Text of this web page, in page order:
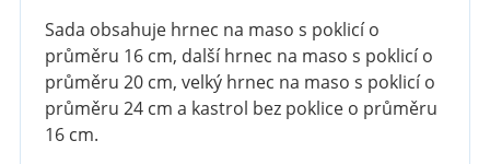
Sada obsahuje hrnec na maso s poklicí o
průměru 16 cm, další hrnec na maso s poklicí o
průměru 20 cm, velký hrnec na maso s poklicí o
průměru 24 cm a kastrol bez poklice o průměru
16 cm.